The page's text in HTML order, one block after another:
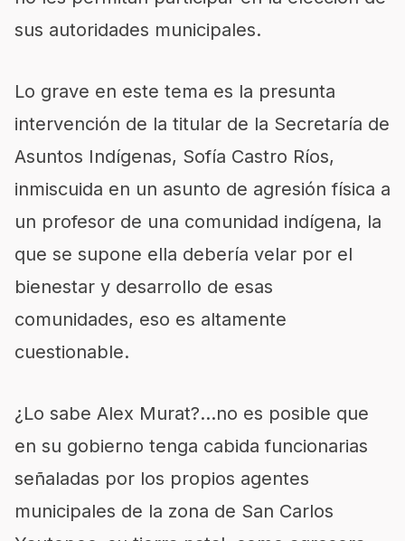
sus autoridades municipales.
Lo grave en este tema es la presunta
intervención de la titular de la Secretaría de
Asuntos Indígenas, Sofía Castro Ríos,
inmiscuida en un asunto de agresión física a
un profesor de una comunidad indígena, la
que se supone ella debería velar por el
bienestar y desarrollo de esas
comunidades, eso es altamente
cuestionable.
¿Lo sabe Alex Murat?…no es posible que
en su gobierno tenga cabida funcionarias
señaladas por los propios agentes
municipales de la zona de San Carlos